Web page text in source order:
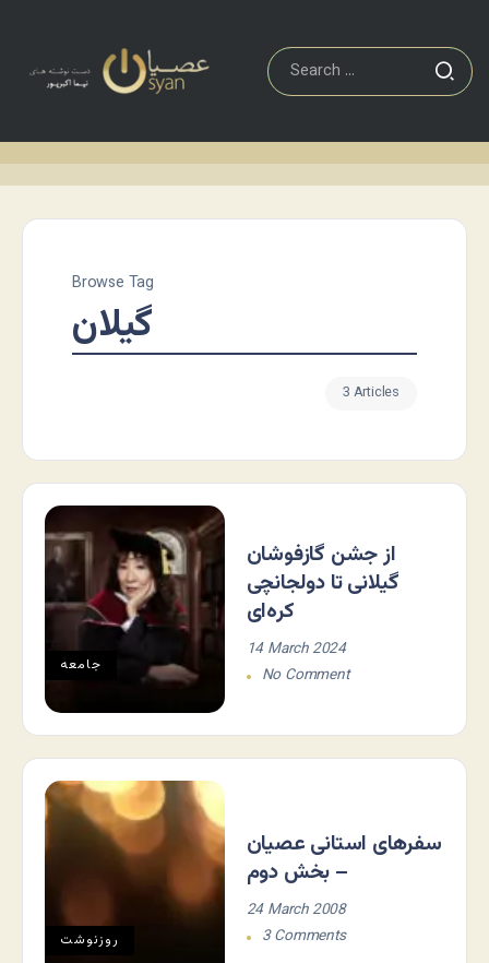
Browse Tag
گیلان
3 Articles
جامعه
از جشن گازفوشان
گیلانی تا دولجانچی
کره‌ای
14 March 2024
No Comment
روزنوشت
سفرهای استانی عصیان
– بخش دوم
24 March 2008
3 Comments